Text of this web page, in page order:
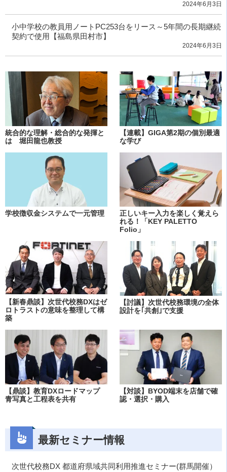
2024年6月3日
小中学校の教員用ノートPC253台をリース～5年間の長期継続
契約で使用【福島県田村市】
2024年6月3日
統合的な理解・総合的な発揮と
は 堀田龍也教授
【連載】GIGA第2期の個別最適
な学び
学校徴収金システムで一元管理
正しいキー入力を楽しく覚えら
れる！「KEY PALETTO
Folio」
【新春鼎談】次世代校務DXはゼ
ロトラストの意味を整理して構
築
【討議】次世代校務環境の全体
設計を｢共創｣で支援
【鼎談】教育DXロードマップ
青写真と工程表を共有
【対談】BYOD端末を店舗で確
認・選択・購入
最新セミナー情報
次世代校務DX 都道府県域共同利用推進セミナー(群馬開催）